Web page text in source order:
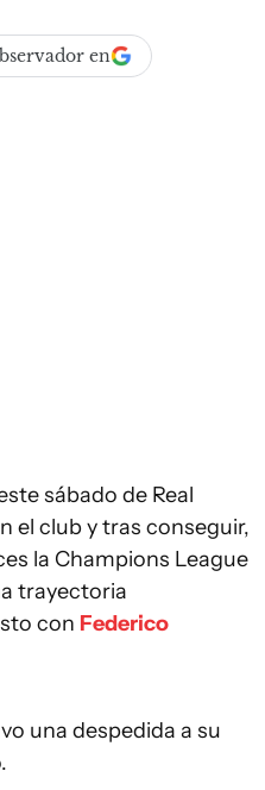
en
sábado de Real
el club y tras conseguir,
la Champions League
trayectoria
con Federico
una despedida a su